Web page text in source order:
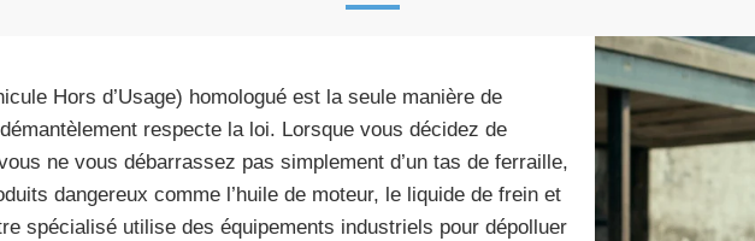
Hors d’Usage) homologué est la seule manière de
respecte la loi. Lorsque vous décidez de
ne vous débarrassez pas simplement d’un tas de ferraille,
dangereux comme l’huile de moteur, le liquide de frein et
spécialisé utilise des équipements industriels pour dépolluer